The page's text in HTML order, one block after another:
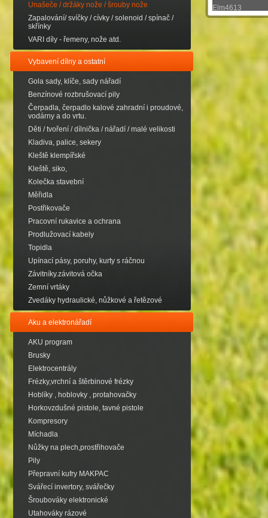
Unašeče / držáky nože / šrouby nože
Zapalování/ svíčky / cívky / solenoid / spínač /
skřínky
VARI díly - řemeny, nože atd.
Vybavení dílny a ostatní
Gola sady, klíče, sady nářadí
Benzínové rozbrušovací pily
Čerpadla, čerpadlo kalové zahradní i proudové,
vodárny a do vrtu.
Děti / tvoření / dílnička / nářadí / malé velikosti
Kladiva, palice, sekery
Kleště klempířské
Kleště, siko,
Kolečka stavební
Měřidla
Postřikovače
Pracovní rukavice a ochrana
Prodlužovací kabely
Topidla
Upínací pásy, poruhy, kurty s ráčnou
Závitníky.závitová očka
Zemní vrtáky
Zvedáky hydraulické, nůžkové a řetězové
Aku a elektronářadí
AKU program
Brusky
Elektrocentrály
Frézky,vrchní a štěrbinové frézky
Hoblíky , hoblovky , protahovačky
Horkovzdušné pistole, tavné pistole
Kompresory
Míchadla
Nůžky na plech,prostřihovače
Pily
Přepravní kufry MAKPAC
Svářecí invertory, svářečky
Šroubováky elektronické
Utahováky rázové
Elm4613